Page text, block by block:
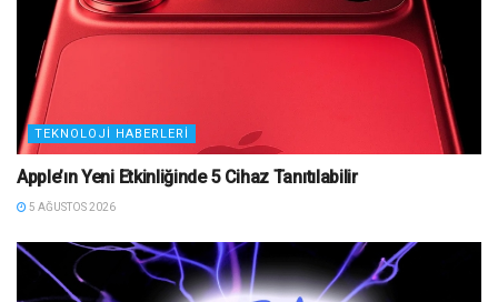
TEKNOLOJI HABERLERI
Apple’ın Yeni Etkinliğinde 5 Cihaz Tanıtılabilir
5 AĞUSTOS 2026